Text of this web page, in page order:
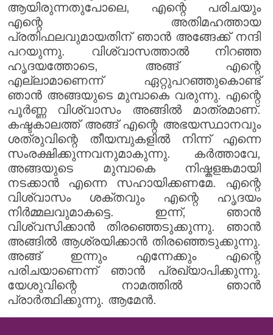
ആയിരുന്നതുപോലെ, എന്റെ പരിചയും
എന്റെ അതിമഹത്തായ
പ്രതിഫലവുമായതിന് ഞാൻ അങ്ങേക്ക് നന്ദി
പറയുന്നു. വിശ്വാസത്താൽ നിറഞ്ഞ
ഹൃദയത്തോടെ, അങ്ങ് എന്റെ
എല്ലാമാണെന്ന് ഏറ്റുപറഞ്ഞുകൊണ്ട്
ഞാൻ അങ്ങയുടെ മുമ്പാകെ വരുന്നു. എന്റെ
പൂർണ്ണ വിശ്വാസം അങ്ങിൽ മാത്രമാണ്.
കഷ്ടകാലത്ത് അങ്ങ് എന്റെ അഭയസ്ഥാനവും
ശത്രുവിന്റെ തീയമ്പുകളിൽ നിന്ന് എന്നെ
സംരക്ഷിക്കുന്നവനുമാകുന്നു. കർത്താവേ,
അങ്ങയുടെ മുമ്പാകെ നിഷ്കളങ്കമായി
നടക്കാൻ എന്നെ സഹായിക്കണമേ. എന്റെ
വിശ്വാസം ശക്തവും എന്റെ ഹൃദയം
നിർമ്മലവുമാകട്ടെ. ഇന്ന്, ഞാൻ
വിശ്വസിക്കാൻ തിരഞ്ഞെടുക്കുന്നു. ഞാൻ
അങ്ങിൽ ആശ്രയിക്കാൻ തിരഞ്ഞെടുക്കുന്നു.
അങ്ങ് ഇന്നും എന്നേക്കും എന്റെ
പരിചയാണെന്ന് ഞാൻ പ്രഖ്യാപിക്കുന്നു.
യേശുവിന്റെ നാമത്തിൽ ഞാൻ
പ്രാർത്ഥിക്കുന്നു. ആമേൻ.